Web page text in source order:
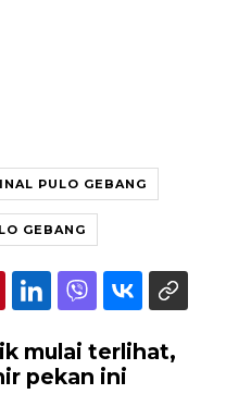
PULO GEBANG
GEBANG
mulai terlihat,
pekan ini